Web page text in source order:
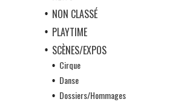
NON CLASSÉ
PLAYTIME
SCÈNES/EXPOS
Cirque
Danse
Dossiers/Hommages